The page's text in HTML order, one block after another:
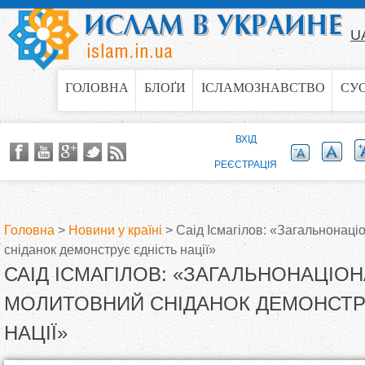
Jump to navigation
ГОЛОВНА БЛОҐИ ІСЛАМОЗНАВСТВО
В
и
є
Головна > Новини у країні > Саід Ісмагілов:
сніданок демонструє єдність нації»
САІД ІСМАГІЛОВ:
МОЛИТОВНИЙ СНІДАНОК
НАЦІЇ»
ВХІД
РЕЄСТРАЦІЯ